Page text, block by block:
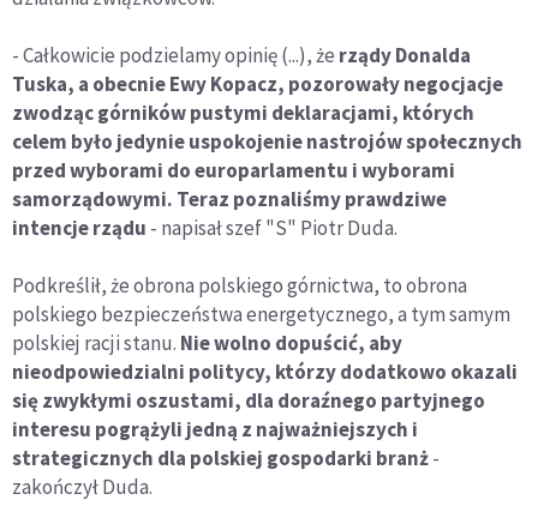
- Całkowicie podzielamy opinię (...), że rządy Donalda
Tuska, a obecnie Ewy Kopacz, pozorowały negocjacje
zwodząc górników pustymi deklaracjami, których
celem było jedynie uspokojenie nastrojów społecznych
przed wyborami do europarlamentu i wyborami
samorządowymi. Teraz poznaliśmy prawdziwe
intencje rządu - napisał szef "S" Piotr Duda.
Podkreślił, że obrona polskiego górnictwa, to obrona
polskiego bezpieczeństwa energetycznego, a tym samym
polskiej racji stanu. Nie wolno dopuścić, aby
nieodpowiedzialni politycy, którzy dodatkowo okazali
się zwykłymi oszustami, dla doraźnego partyjnego
interesu pogrążyli jedną z najważniejszych i
strategicznych dla polskiej gospodarki branż-
zakończył Duda.